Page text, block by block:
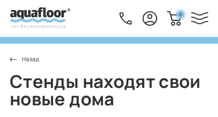
0
Стенды находят свои
новые дома